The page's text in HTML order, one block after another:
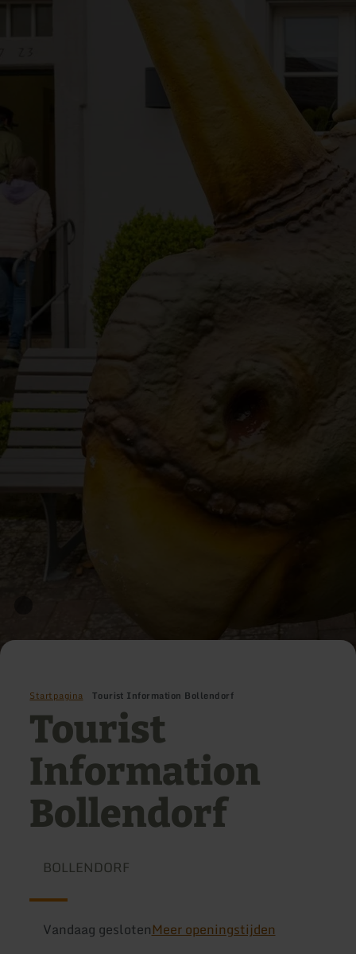
Startpagina Tourist Information Bollendorf
Tourist
Information
Bollendorf
BOLLENDORF
Vandaag geslotenMeer openingstijden